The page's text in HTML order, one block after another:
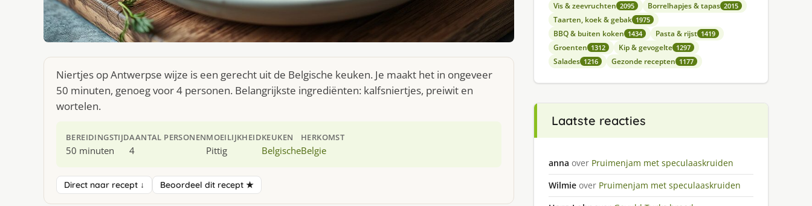
Niertjes op Antwerpse wijze is een gerecht uit de Belgische keuken. Je maakt het in ongeveer
50 minuten, genoeg voor 4 personen. Belangrijkste ingrediënten: kalfsniertjes, preiwit en
wortelen.
BEREIDINGSTIJD
50 minuten
AANTAL PERSONEN
4
MOEILIJKHEID
Pittig
KEUKEN
Belgische
HERKOMST
Belgie
Direct naar recept ↓ Beoordeel dit recept ★
Vis & zeevruchten 2095 Borrelhapjes & tapas 2015
Taarten, koek & gebak 1975
BBQ & buiten koken 1434 Pasta & rijst 1419
Groenten 1312 Kip & gevogelte 1297
Salades 1216 Gezonde recepten 1177
Laatste reacties
anna over Pruimenjam met speculaaskruiden
Wilmie over Pruimenjam met speculaaskruiden